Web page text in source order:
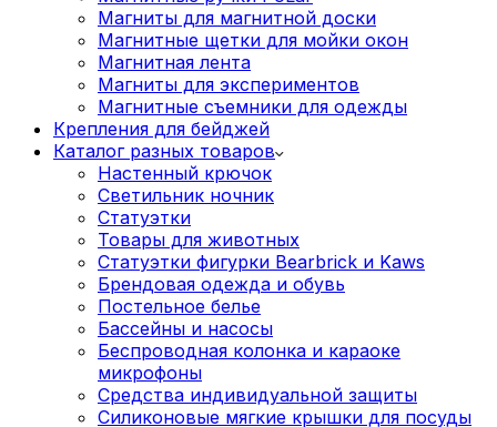
Магниты для магнитной доски
Магнитные щетки для мойки окон
Магнитная лента
Магниты для экспериментов
Магнитные съемники для одежды
Крепления для бейджей
Каталог разных товаров
Настенный крючок
Светильник ночник
Статуэтки
Товары для животных
Статуэтки фигурки Bearbrick и Kaws
Брендовая одежда и обувь
Постельное белье
Бассейны и насосы
Беспроводная колонка и караоке
микрофоны
Средства индивидуальной защиты
Силиконовые мягкие крышки для посуды